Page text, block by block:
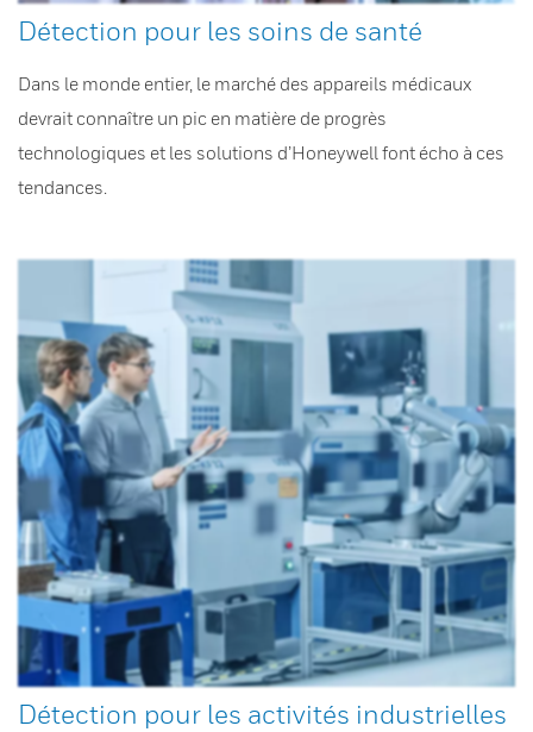
Détection pour les soins de santé
Dans le monde entier, le marché des appareils médicaux
devrait connaître un pic en matière de progrès
technologiques et les solutions d’Honeywell font écho à ces
tendances.
Détection pour les activités industrielles